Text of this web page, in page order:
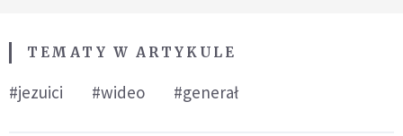
TEMATY W ARTYKULE
#jezuici #wideo #generał